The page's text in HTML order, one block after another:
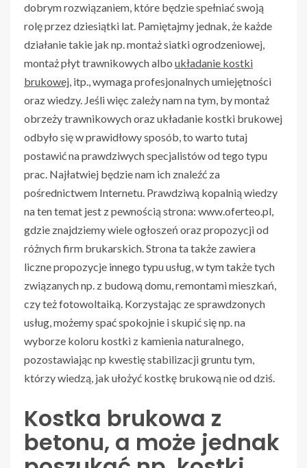
dobrym rozwiązaniem, które będzie spełniać swoją
rolę przez dziesiątki lat. Pamiętajmy jednak, że każde
działanie takie jak np. montaż siatki ogrodzeniowej,
montaż płyt trawnikowych albo układanie kostki
brukowej, itp., wymaga profesjonalnych umiejętności
oraz wiedzy. Jeśli więc zależy nam na tym, by montaż
obrzeży trawnikowych oraz układanie kostki brukowej
odbyło się w prawidłowy sposób, to warto tutaj
postawić na prawdziwych specjalistów od tego typu
prac. Najłatwiej będzie nam ich znaleźć za
pośrednictwem Internetu. Prawdziwą kopalnią wiedzy
na ten temat jest z pewnością strona: www.oferteo.pl,
gdzie znajdziemy wiele ogłoszeń oraz propozycji od
różnych firm brukarskich. Strona ta także zawiera
liczne propozycje innego typu usług, w tym także tych
związanych np. z budową domu, remontami mieszkań,
czy też fotowoltaiką. Korzystając ze sprawdzonych
usług, możemy spać spokojnie i skupić się np. na
wyborze koloru kostki z kamienia naturalnego,
pozostawiając np kwestię stabilizacji gruntu tym,
którzy wiedzą, jak ułożyć kostkę brukową nie od dziś.
Kostka brukowa z
betonu, a może jednak